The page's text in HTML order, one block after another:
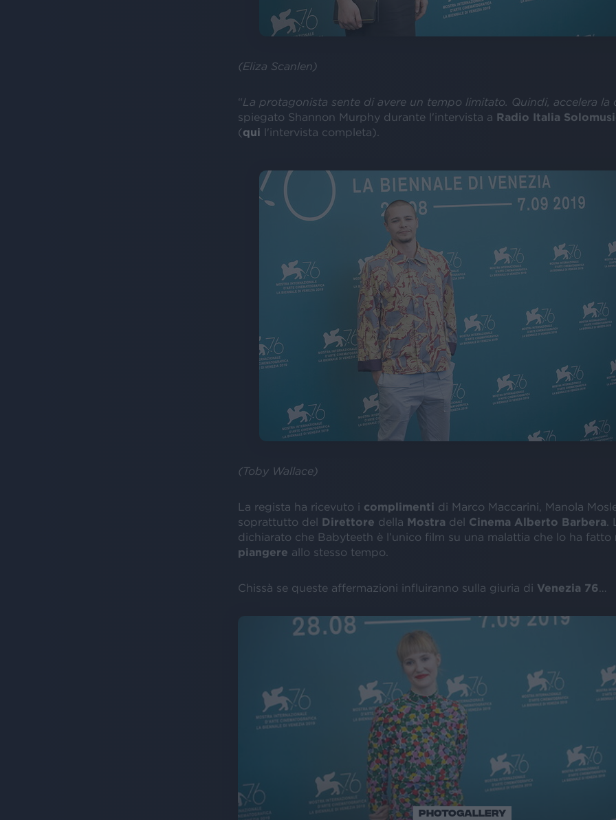
(Eliza Scanlen)
“La protagonista sente di avere un tempo limitato. Quindi, accelera la
spiegato Shannon Murphy durante l'intervista a Radio Italia
(qui l'intervista completa).
(Toby Wallace)
La regista ha ricevuto i complimenti di Marco Maccarini, Manola
soprattutto del Direttore della Mostra del Cinema Alberto Barbera
dichiarato che Babyteeth è l’unico film su una malattia che lo ha fatto
piangere allo stesso tempo.
Chissà se queste affermazioni influiranno sulla giuria di Venezia 76 …
PHOTOGALLERY